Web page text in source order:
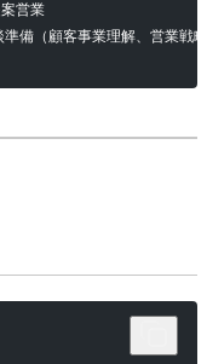
営業
備（顧客事業理解、営業戦